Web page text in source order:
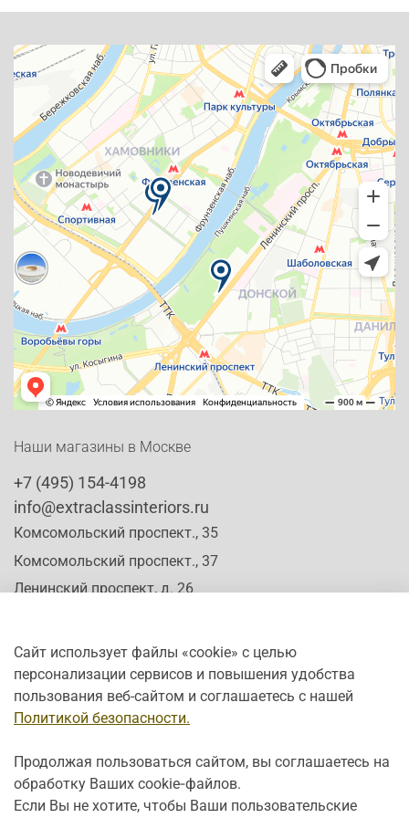
Наши магазины в Москве
+7 (495) 154-4198
info@extraclassinteriors.ru
Комсомольский проспект., 35
Комсомольский проспект., 37
Ленинский проспект, д. 26
Время работы:
Пн-Сб: c 10:00 - 20:00
Вс: с 12:00 - 19:00
Сайт использует файлы «cookie» с целью
персонализации сервисов и повышения удобства
пользования веб-сайтом и соглашаетесь с нашей
Политикой безопасности.
Продолжая пользоваться сайтом, вы соглашаетесь на
обработку Ваших cookie‑файлов.
Если Вы не хотите, чтобы Ваши пользовательские